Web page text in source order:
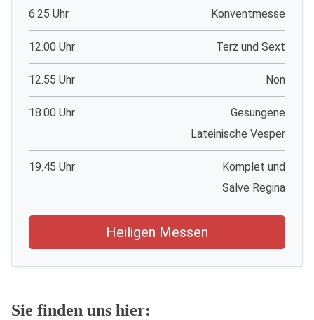
6.25 Uhr Konventmesse
12.00 Uhr Terz und Sext
12.55 Uhr Non
18.00 Uhr
Gesungene
Lateinische Vesper
19.45 Uhr
Komplet und
Salve Regina
Heiligen Messen
Sie finden uns hier: